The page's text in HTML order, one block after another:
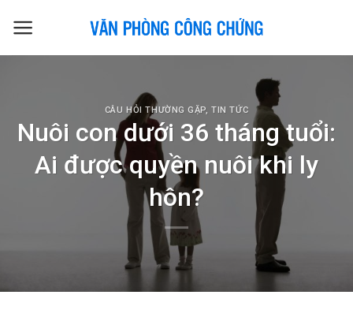
CÂU HỎI THƯỜNG GẶP,TIN TỨC
Nuôi con dưới 36 tháng tuổi:
Ai được quyền nuôi khi ly
hôn?